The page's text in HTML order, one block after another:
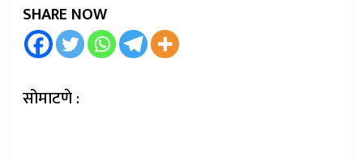
SHARE NOW
सोमाटणे :